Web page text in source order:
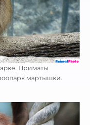
Приматы
мартышки.